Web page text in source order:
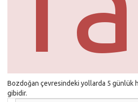
Bozdoğan çevresindeki yollarda 5 günlük
gibidir.